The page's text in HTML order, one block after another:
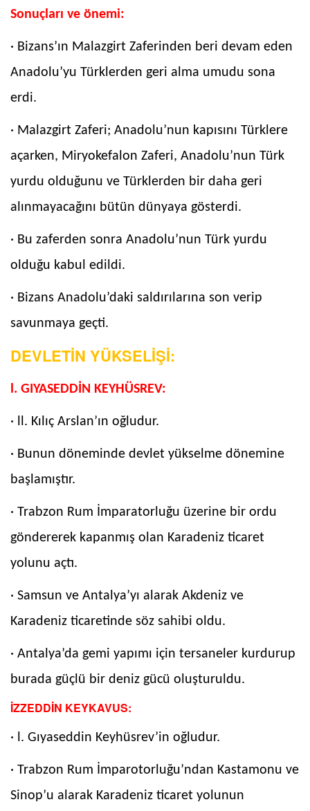
Sonuçları ve önemi:
· Bizans’ın Malazgirt Zaferinden beri devam eden
Anadolu’yu Türklerden geri alma umudu sona
erdi.
· Malazgirt Zaferi; Anadolu’nun kapısını Türklere
açarken, Miryokefalon Zaferi, Anadolu’nun Türk
yurdu olduğunu ve Türklerden bir daha geri
alınmayacağını bütün dünyaya gösterdi.
· Bu zaferden sonra Anadolu’nun Türk yurdu
olduğu kabul edildi.
· Bizans Anadolu’daki saldırılarına son verip
savunmaya geçti.
DEVLETİN YÜKSELİŞİ:
l. GIYASEDDİN KEYHÜSREV:
· ll. Kılıç Arslan’ın oğludur.
· Bunun döneminde devlet yükselme dönemine
başlamıştır.
· Trabzon Rum İmparatorluğu üzerine bir ordu
göndererek kapanmış olan Karadeniz ticaret
yolunu açtı.
· Samsun ve Antalya’yı alarak Akdeniz ve
Karadeniz ticaretinde söz sahibi oldu.
· Antalya’da gemi yapımı için tersaneler kurdurup
burada güçlü bir deniz gücü oluşturuldu.
İZZEDDİN KEYKAVUS:
· l. Gıyaseddin Keyhüsrev’in oğludur.
· Trabzon Rum İmparotorluğu’ndan Kastamonu ve
Sinop’u alarak Karadeniz ticaret yolunun